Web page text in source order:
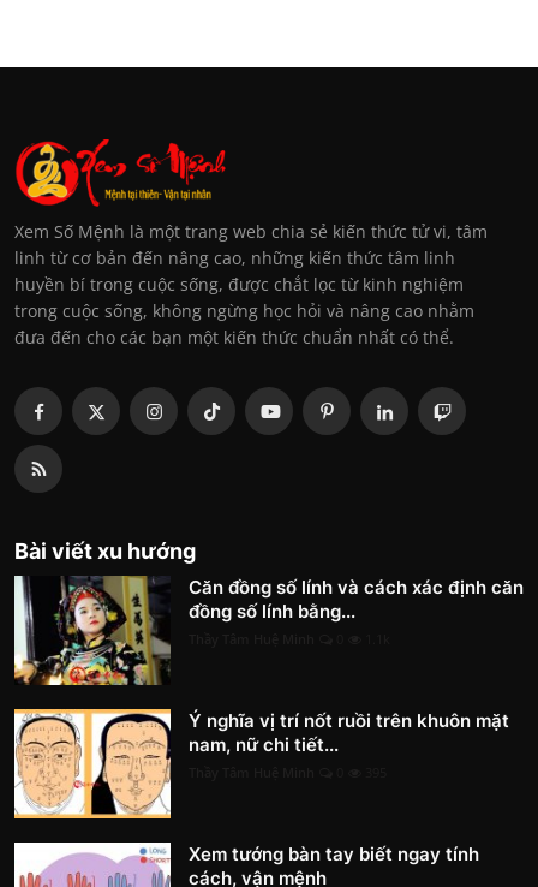
Xem Số Mệnh là một trang web chia sẻ kiến thức tử vi, tâm
linh từ cơ bản đến nâng cao, những kiến thức tâm linh
huyền bí trong cuộc sống, được chắt lọc từ kinh nghiệm
trong cuộc sống, không ngừng học hỏi và nâng cao nhằm
đưa đến cho các bạn một kiến thức chuẩn nhất có thể.
Bài viết xu hướng
Căn đồng số lính và cách xác định căn
đồng số lính bằng...
Ý nghĩa vị trí nốt ruồi trên khuôn mặt
nam, nữ chi tiết...
Xem tướng bàn tay biết ngay tính
cách, vận mệnh